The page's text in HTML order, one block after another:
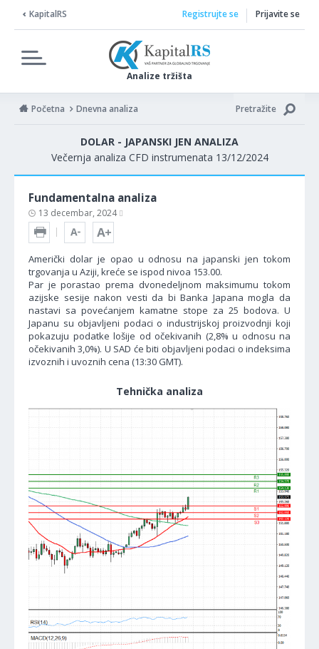
KapitalRS
Analize tržišta
Registrujte se Prijavite se
Početna Dnevna analiza Pretražite
DOLAR - JAPANSKI JEN ANALIZA
Večernja analiza CFD instrumenata 13/12/2024
Fundamentalna analiza
13 decembar, 2024
Američki dolar je opao u odnosu na japanski jen tokom
trgovanja u Aziji, kreće se ispod nivoa 153.00.
Par je porastao prema dvonedeljnom maksimumu tokom
azijske sesije nakon vesti da bi Banka Japana mogla da
nastavi sa povećanjem kamatne stope za 25 bodova. U
Japanu su objavljeni podaci o industrijskoj proizvodnji koji
pokazuju podatke lošije od očekivanih (2,8% u odnosu na
očekivanih 3,0%). U SAD će biti objavljeni podaci o indeksima
izvoznih i uvoznih cena (13:30 GMT).
Tehnička analiza